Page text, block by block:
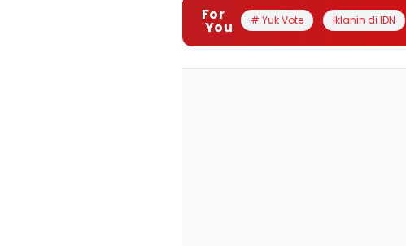
For
You # Yuk Vote Iklanin di IDN